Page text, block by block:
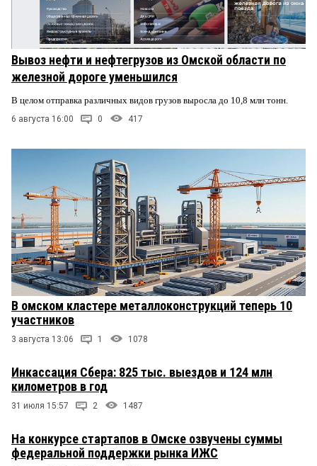
Вывоз нефти и нефтегрузов из Омской области по
железной дороге уменьшился
В целом отправка различных видов грузов выросла до 10,8 млн тонн.
6 августа 16:00 0 417
В омском кластере металлоконструкций теперь 10
участников
3 августа 13:06 1 1078
Инкассация Сбера: 825 тыс. выездов и 124 млн
километров в год
31 июля 15:57 2 1487
На конкурсе стартапов в Омске озвучены суммы
федеральной поддержки рынка ИЖС